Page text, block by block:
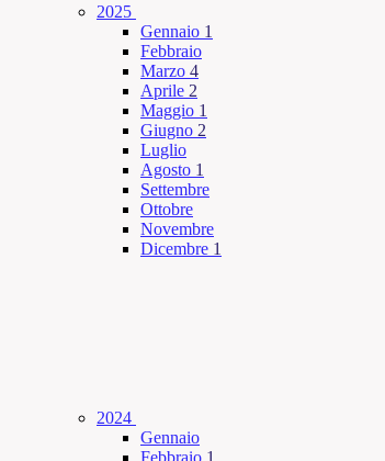
2025
Gennaio 1
Febbraio
Marzo 4
Aprile 2
Maggio 1
Giugno 2
Luglio
Agosto 1
Settembre
Ottobre
Novembre
Dicembre 1
2024
Gennaio
Febbraio 1